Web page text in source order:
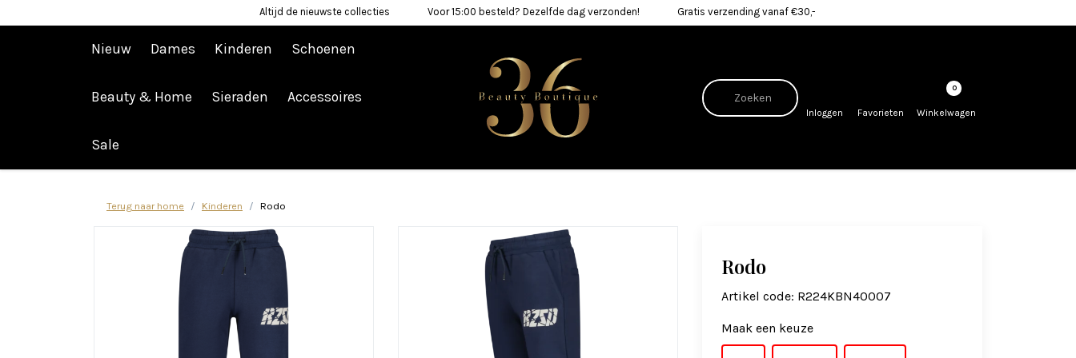
Altijd de nieuwste collecties Voor 15:00 besteld? Dezelfde dag verzonden! Gratis verzending vanaf €30,-
Nieuw Dames Kinderen Schoenen
Beauty & Home Sieraden Accessoires
Sale
Inloggen Favorieten
0
Winkelwagen
Afrekenen is uitgeschakeld.
Terug naar home Kinderen Rodo
Rodo
Artikel code: R224KBN40007
Maak een keuze